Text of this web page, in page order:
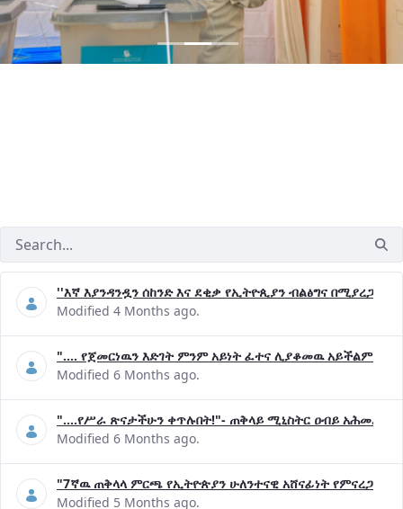
''እኛ እያንዳንዷን ሰከንድ እና ደቂቃ የኢትዮጲያን ብልፅግና
Modified 4 Months ago.
".... የጀመርነዉን እድገት ምንም አይነት ፈተና ሊያቆመዉ አይችልም"-
Modified 6 Months ago.
"....የሥራ ጽናታችሁን ቀጥሉበት!"- ጠቅላይ ሚኒስትር ዐብይ አሕመድ (ዶ/
Modified 6 Months ago.
"7ኛዉ ጠቅላላ ምርጫ የኢትዮጵያን ሁለንተናዊ አሸናፊነት
Modified 5 Months ago.